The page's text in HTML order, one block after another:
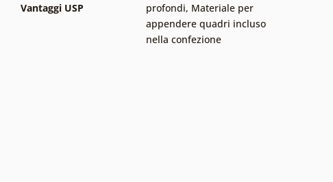
Vantaggi USP
profondi, Materiale per
appendere quadri incluso
nella confezione